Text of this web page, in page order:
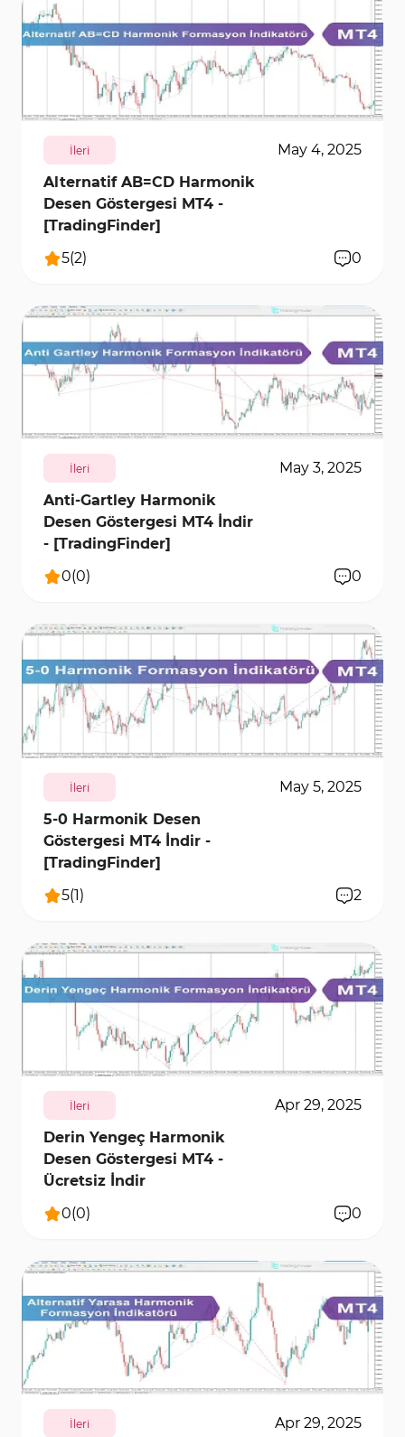
7136 0
İleri
May 4, 2025
Alternatif AB=CD Harmonik
Desen Göstergesi MT4 -
[TradingFinder]
5(2) 0
İleri
May 3, 2025
Anti-Gartley Harmonik
Desen Göstergesi MT4 İndir
- [TradingFinder]
0(0) 0
191 7573 0
İleri
May 5, 2025
5-0 Harmonik Desen
Göstergesi MT4 İndir -
[TradingFinder]
5(1) 2
5830 0
İleri
Apr 29, 2025
Derin Yengeç Harmonik
Desen Göstergesi MT4 -
Ücretsiz İndir
0(0) 0
0
İleri
Apr 29, 2025